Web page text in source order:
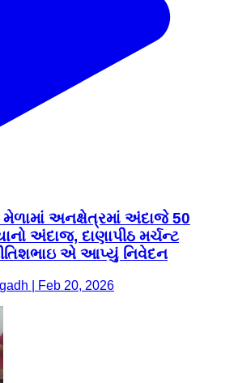
મેળામાં અનક્ષેત્રમાં અંદાજે 50
અંદાજ, દાણાપીઠ મર્ચન્ટ
એ આપ્યું નિવેદન
| Feb 20, 2026